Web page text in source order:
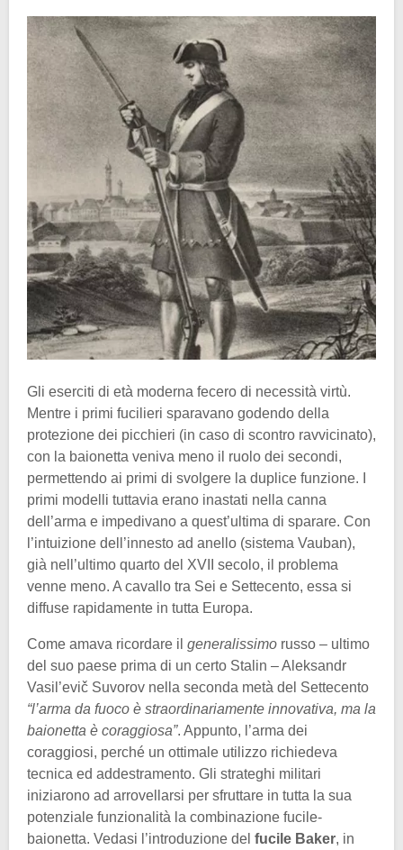
Gli eserciti di età moderna fecero di necessità virtù.
Mentre i primi fucilieri sparavano godendo della
protezione dei picchieri (in caso di scontro ravvicinato),
con la baionetta veniva meno il ruolo dei secondi,
permettendo ai primi di svolgere la duplice funzione. I
primi modelli tuttavia erano inastati nella canna
dell’arma e impedivano a quest’ultima di sparare. Con
l’intuizione dell’innesto ad anello (sistema Vauban),
già nell’ultimo quarto del XVII secolo, il problema
venne meno. A cavallo tra Sei e Settecento, essa si
diffuse rapidamente in tutta Europa.
Come amava ricordare il generalissimo russo – ultimo
del suo paese prima di un certo Stalin – Aleksandr
Vasil’evič Suvorov nella seconda metà del Settecento
“l’arma da fuoco è straordinariamente innovativa, ma la
baionetta è coraggiosa”. Appunto, l’arma dei
coraggiosi, perché un ottimale utilizzo richiedeva
tecnica ed addestramento. Gli strateghi militari
iniziarono ad arrovellarsi per sfruttare in tutta la sua
potenziale funzionalità la combinazione fucile-
baionetta. Vedasi l’introduzione del fucile Baker, in